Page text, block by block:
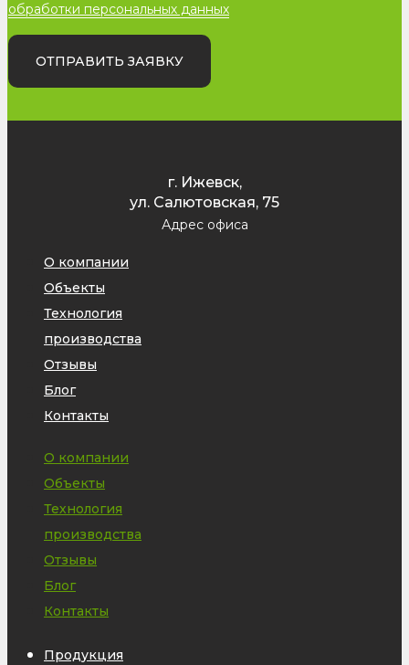
обработки персональных данных
ОТПРАВИТЬ ЗАЯВКУ
г. Ижевск,
ул. Салютовская, 75
Адрес офиса
О компании
Объекты
Технология
производства
Отзывы
Блог
Контакты
О компании
Объекты
Технология
производства
Отзывы
Блог
Контакты
Продукция